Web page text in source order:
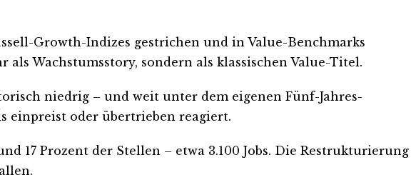
Growth-Indizes gestrichen und in Value-Benchmarks
Wachstumsstory, sondern als klassischen Value-Titel.
niedrig – und weit unter dem eigenen Fünf-Jahres-
einpreist oder übertrieben reagiert.
17 Prozent der Stellen – etwa 3.100 Jobs. Die Restrukturierung